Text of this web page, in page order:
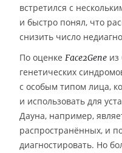
встретился с
и быстро понял, что
снизить число
По оценке Face2Gene из
генетических
с особым типом лица,
и использовать для
Дауна, например,
распространённых, и
диагностировать. Но